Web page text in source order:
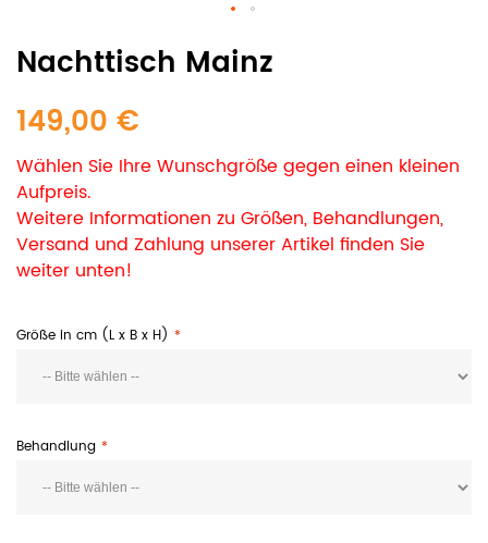
Nachttisch Mainz
149,00 €
Wählen Sie Ihre Wunschgröße gegen einen kleinen
Aufpreis.
Weitere Informationen zu Größen, Behandlungen,
Versand und Zahlung unserer Artikel finden Sie
weiter unten!
Größe in cm (L x B x H)
Behandlung